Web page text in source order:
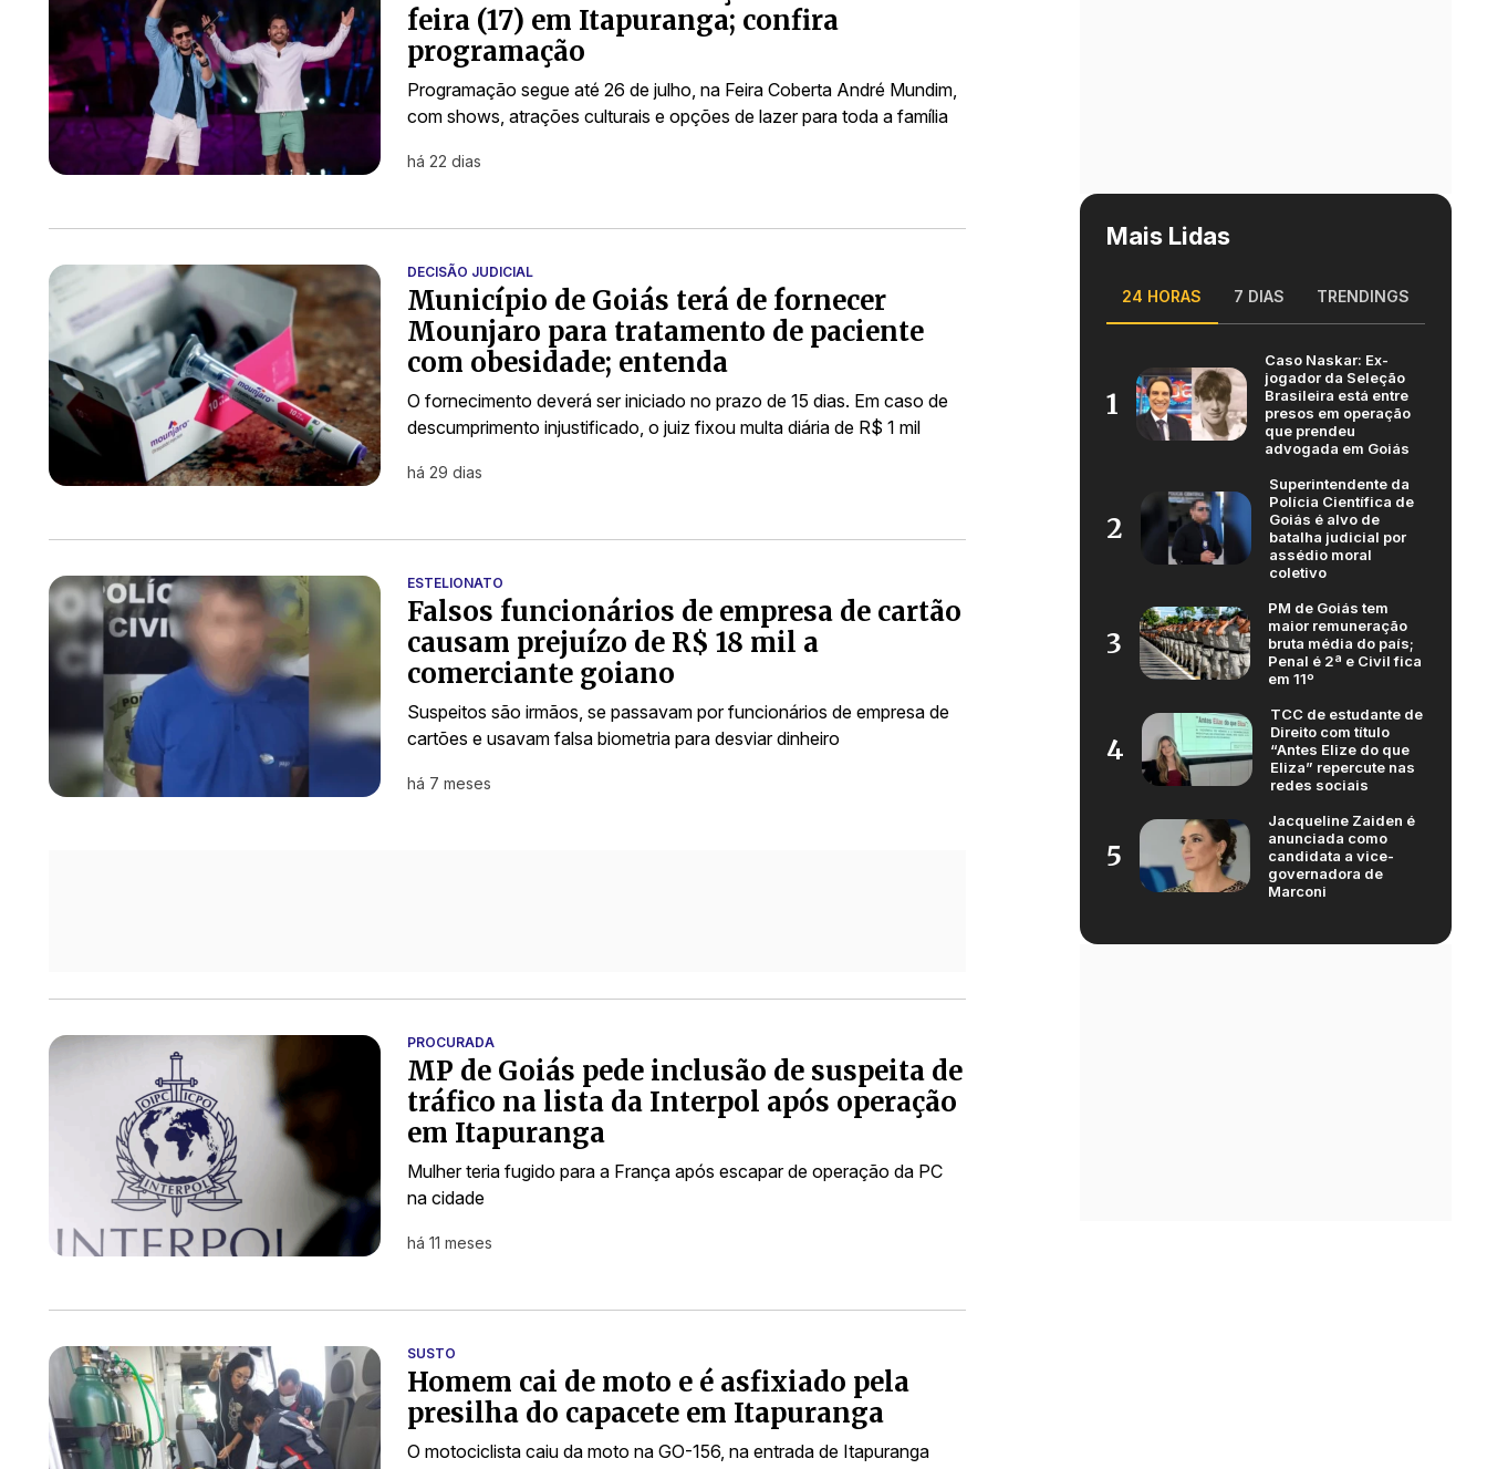
feira (17) em Itapuranga; confira
programação
Programação segue até 26 de julho, na Feira Coberta André Mundim,
com shows, atrações culturais e opções de lazer para toda a família
há 22 dias
DECISÃO JUDICIAL
Município de Goiás terá de fornecer
Mounjaro para tratamento de paciente
com obesidade; entenda
O fornecimento deverá ser iniciado no prazo de 15 dias. Em caso de
descumprimento injustificado, o juiz fixou multa diária de R$ 1 mil
há 29 dias
ESTELIONATO
Falsos funcionários de empresa de cartão
causam prejuízo de R$ 18 mil a
comerciante goiano
Suspeitos são irmãos, se passavam por funcionários de empresa de
cartões e usavam falsa biometria para desviar dinheiro
há 7 meses
PROCURADA
MP de Goiás pede inclusão de suspeita de
tráfico na lista da Interpol após operação
em Itapuranga
Mulher teria fugido para a França após escapar de operação da PC
na cidade
há 11 meses
SUSTO
Homem cai de moto e é asfixiado pela
presilha do capacete em Itapuranga
O motociclista caiu da moto na GO-156, na entrada de Itapuranga
Mais Lidas
24 HORAS 7 DIAS TRENDINGS
1
Caso Naskar: Ex-
jogador da Seleção
Brasileira está entre
presos em operação
que prendeu
advogada em Goiás
2
Superintendente da
Polícia Científica de
Goiás é alvo de
batalha judicial por
assédio moral
coletivo
3
PM de Goiás tem
maior remuneração
bruta média do país;
Penal é 2ª e Civil fica
em 11º
4
TCC de estudante de
Direito com título
“Antes Elize do que
Eliza” repercute nas
redes sociais
5
Jacqueline Zaiden é
anunciada como
candidata a vice-
governadora de
Marconi